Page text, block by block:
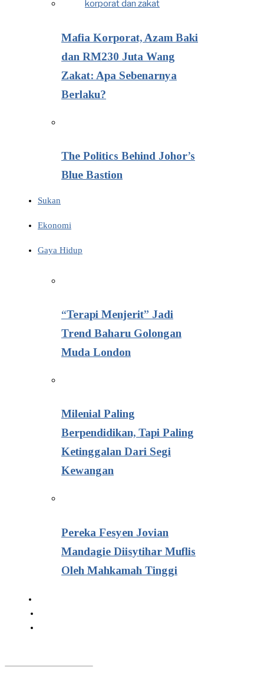
Mafia Korporat, Azam Baki
dan RM230 Juta Wang
Zakat: Apa Sebenarnya
Berlaku?
The Politics Behind Johor’s
Blue Bastion
Sukan
Ekonomi
Gaya Hidup
“Terapi Menjerit” Jadi
Trend Baharu Golongan
Muda London
Milenial Paling
Berpendidikan, Tapi Paling
Ketinggalan Dari Segi
Kewangan
Pereka Fesyen Jovian
Mandagie Diisytihar Muflis
Oleh Mahkamah Tinggi